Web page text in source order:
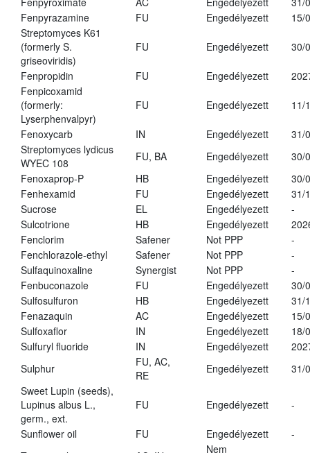
Fenpyrazamine
FU Engedélyezett
15/
Streptomyces K61
(formerly S.
griseoviridis)
FU Engedélyezett 30/
Fenpropidin FU Engedélyezett
Fenpicoxamid
(formerly:
Lyserphenvalpyr)
FU Engedélyezett 11/
Fenoxycarb IN Engedélyezett
31/
Streptomyces lydicus
WYEC 108
FU, BA Engedélyezett
30/
Fenoxaprop-P
HB Engedélyezett
30/
Fenhexamid
FU Engedélyezett
31/
Sucrose
EL Engedélyezett
-
Sulcotrione
HB Engedélyezett
Fenclorim
Safener Not PPP
-
Fenchlorazole-ethyl
Safener Not PPP
-
Sulfaquinoxaline
Synergist Not PPP
-
Fenbuconazole
FU Engedélyezett
30/
Sulfosulfuron
HB Engedélyezett
31/
Fenazaquin
AC Engedélyezett
15/
Sulfoxaflor
IN Engedélyezett
18/
Sulfuryl fluoride
IN Engedélyezett
Sulphur
FU, AC,
RE
Engedélyezett
31/
Sweet Lupin (seeds),
Lupinus albus L.,
germ., ext.
FU Engedélyezett -
Sunflower oil FU Engedélyezett
-
Nem